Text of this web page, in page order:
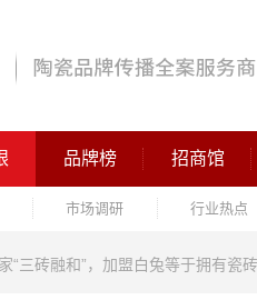
品牌榜 招商馆
市场调研 行业热点
“三砖融和”，加盟白兔等于拥有瓷砖